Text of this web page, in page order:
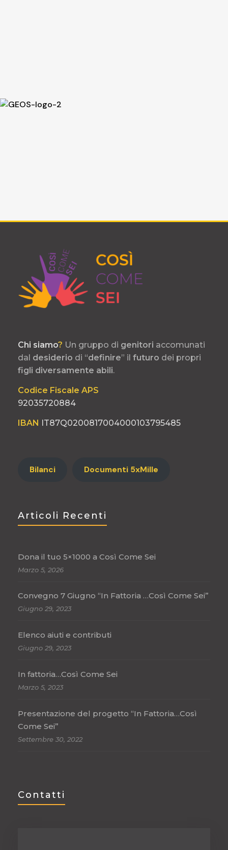
Chi siamo? Un gruppo di genitori accomunati
dal desiderio di “definire” il futuro dei propri
figli diversamente abili.
Codice Fiscale APS
92035720884
IBAN IT87Q0200817004000103795485
Bilanci Documenti 5xMille
Articoli Recenti
Dona il tuo 5×1000 a Così Come Sei
Marzo 5, 2026
Convegno 7 Giugno “In Fattoria …Così Come Sei”
Giugno 29, 2023
Elenco aiuti e contributi
Giugno 29, 2023
In fattoria…Così Come Sei
Marzo 5, 2023
Presentazione del progetto “In Fattoria…Così
Come Sei”
Settembre 30, 2022
Contatti